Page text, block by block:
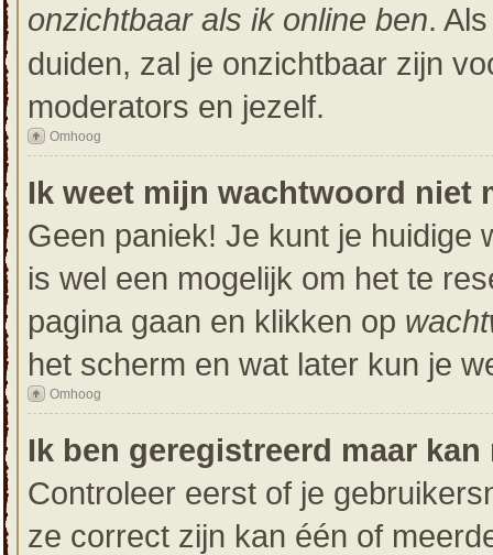
onzichtbaar als ik online ben.
duiden, zal je onzichtbaar zijn
moderators en jezelf.
Omhoog
Ik weet mijn wachtwoord niet
Geen paniek! Je kunt je huidige
is wel een mogelijk om het te
pagina gaan en klikken op
het scherm en wat later kun je
Omhoog
Ik ben geregistreerd maar
Controleer eerst of je
ze correct zijn kan één of